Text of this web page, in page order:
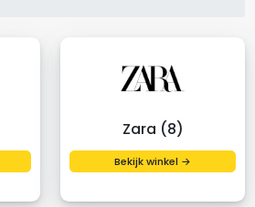
Zara (8)
Bekijk winkel →